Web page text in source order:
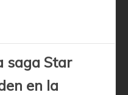
saga Star
en la